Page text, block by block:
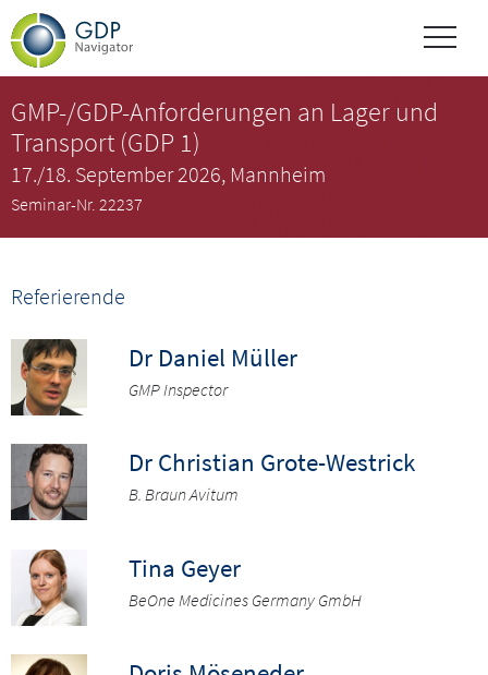
GMP-/GDP-Anforderungen an Lager und
Transport (GDP 1)
17./18. September 2026, Mannheim
Seminar-Nr. 22237
Referierende
Dr Daniel Müller
GMP Inspector
Dr Christian Grote-Westrick
B. Braun Avitum
Tina Geyer
BeOne Medicines Germany GmbH